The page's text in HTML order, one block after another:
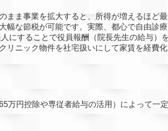
まま事業を拡大すると、所得が増えるほど
な節税が可能です。実際、都心で自由診
にすることで役員報酬（院長先生の給与
リニック物件を社宅扱いにして家賃を経費
65万円控除や専従者給与の活用）によって一